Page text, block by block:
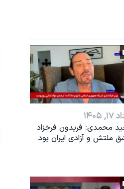
۱۴۰۵
محمدی: فریدون فرخزاد
ملتش و آزادی ایران بود